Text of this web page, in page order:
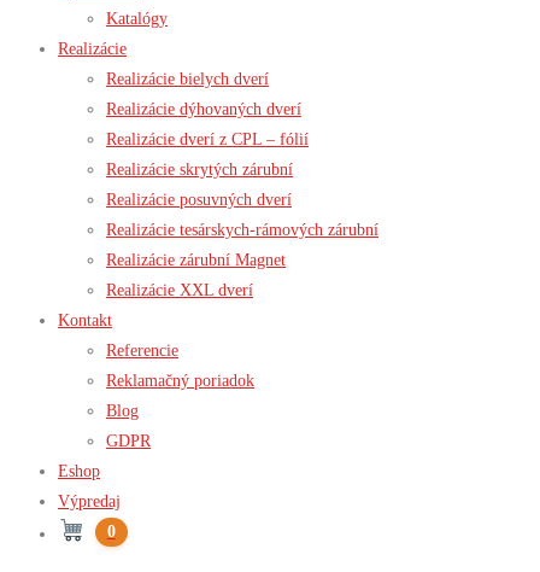
Katalógy
Realizácie
Realizácie bielych dverí
Realizácie dýhovaných dverí
Realizácie dverí z CPL – fólií
Realizácie skrytých zárubní
Realizácie posuvných dverí
Realizácie tesárskych-rámových zárubní
Realizácie zárubní Magnet
Realizácie XXL dverí
Kontakt
Referencie
Reklamačný poriadok
Blog
GDPR
Eshop
Výpredaj
0